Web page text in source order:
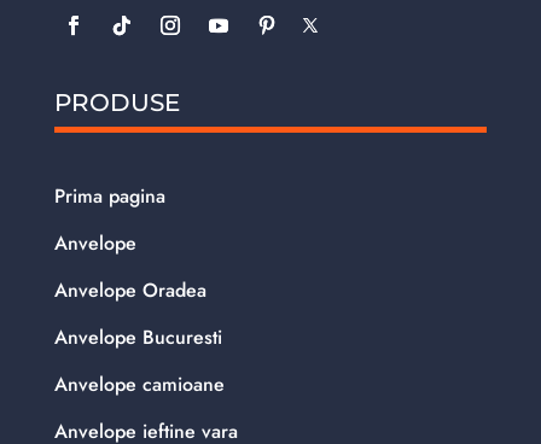
PRODUSE
Prima pagina
Anvelope
Anvelope Oradea
Anvelope Bucuresti
Anvelope camioane
Anvelope ieftine vara